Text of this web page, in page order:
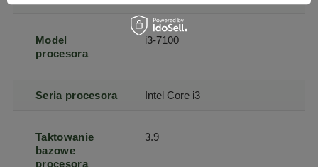
Model
procesora
i3-7100
Seria procesora Intel Core i3
Taktowanie
bazowe
procesora
3.9
Szanujemy Twoją prywatność – żadnego spamu.